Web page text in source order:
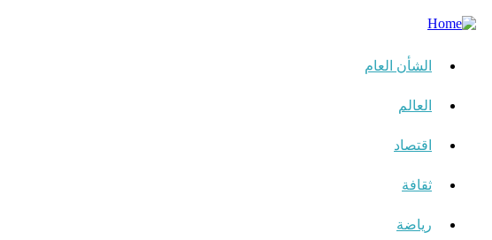
الشأن العام
العالم
اقتصاد
ثقافة
رياضة